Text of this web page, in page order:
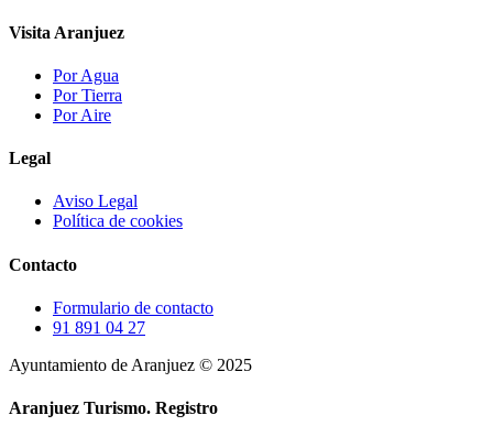
Visita Aranjuez
Por Agua
Por Tierra
Por Aire
Legal
Aviso Legal
Política de cookies
Contacto
Formulario de contacto
91 891 04 27
Ayuntamiento de Aranjuez © 2025
Aranjuez Turismo. Registro